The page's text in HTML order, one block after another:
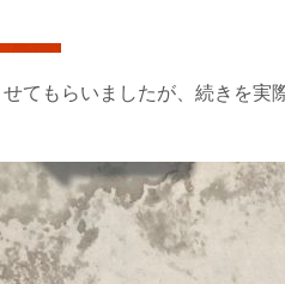
てもらいましたが、続きを実